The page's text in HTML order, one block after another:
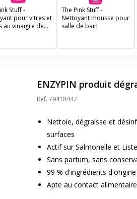
Stuff -
pour vitres et
au vinaigre de
The Pink Stuff -
Nettoyant mousse pour
salle de bain
ENZYPIN produit
Ref. 79418447
Nettoie, dégraisse et
surfaces
Actif sur Salmonelle et
Sans parfum, sans
99 % d'ingrédients
Apte au contact